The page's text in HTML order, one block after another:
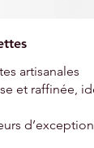
artisanales
et raffinée,